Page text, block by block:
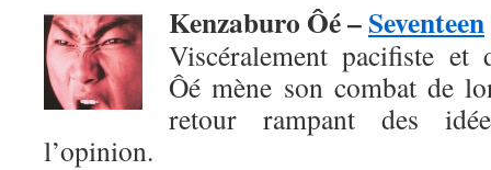
Kenzaburo Ôé –Seventeen
Viscéralement pacifiste et
Ôé mène son combat de
retour rampant des
l’opinion.